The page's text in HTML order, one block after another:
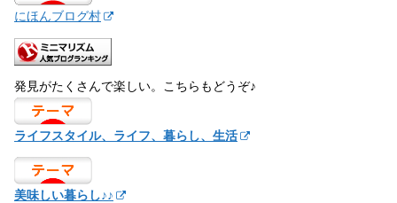
にほんブログ村
発見がたくさんで楽しい。こちらもどうぞ♪
ライフスタイル、ライフ、暮らし、生活
美味しい暮らし♪♪